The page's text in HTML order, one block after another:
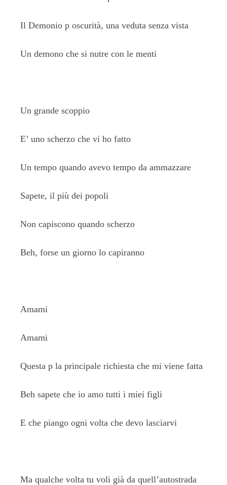
Il Demonio p oscurità, una veduta senza vista
Un demono che si nutre con le menti
Un grande scoppio
E’ uno scherzo che vi ho fatto
Un tempo quando avevo tempo da ammazzare
Sapete, il più dei popoli
Non capiscono quando scherzo
Beh, forse un giorno lo capiranno
Amami
Amami
Questa p la principale richiesta che mi viene fatta
Beh sapete che io amo tutti i miei figli
E che piango ogni volta che devo lasciarvi
Ma qualche volta tu voli già da quell’autostrada